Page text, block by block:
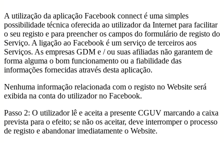
A utilização da aplicação Facebook connect é uma simples
possibilidade técnica oferecida ao utilizador da Internet para facilitar
o seu registo e para preencher os campos do formulário de registo do
Serviço. A ligação ao Facebook é um serviço de terceiros aos
Serviços. As empresas GDM e / ou suas afiliadas não garantem de
forma alguma o bom funcionamento ou a fiabilidade das
informações fornecidas através desta aplicação.
Nenhuma informação relacionada com o registo no Website será
exibida na conta do utilizador no Facebook.
Passo 2: O utilizador lê e aceita a presente CGUV marcando a caixa
prevista para o efeito; se não os aceitar, deve interromper o processo
de registo e abandonar imediatamente o Website.